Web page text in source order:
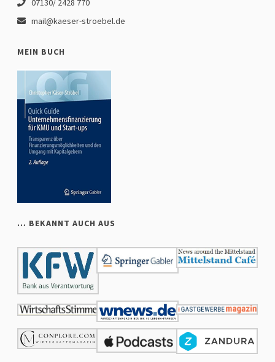
07130/ 2428 770
mail@kaeser-stroebel.de
MEIN BUCH
… BEKANNT AUCH AUS